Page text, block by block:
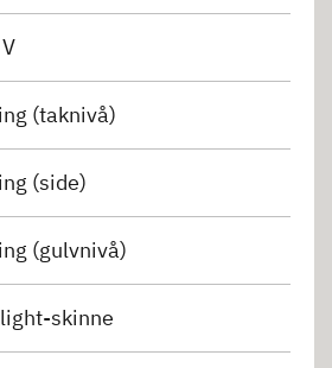
(taknivå)
(side)
(gulvnivå)
skinne